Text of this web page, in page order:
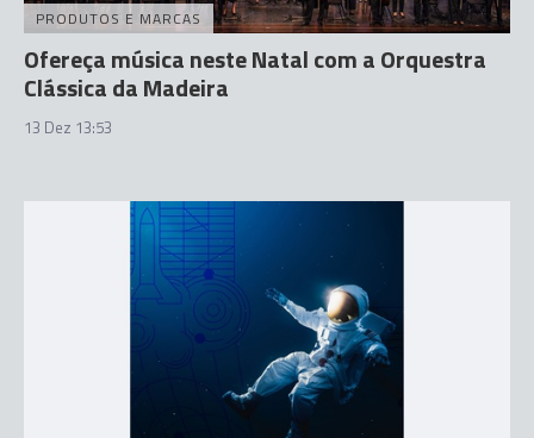
PRODUTOS E MARCAS
Ofereça música neste Natal com a Orquestra
Clássica da Madeira
13 Dez 13:53